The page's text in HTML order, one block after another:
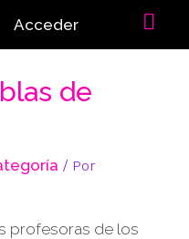
Acceder
de
/ Por
profesoras de los